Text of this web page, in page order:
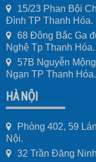
15/23 Phan Bội
Đình TP Thanh Hóa.
68 Đông Bắc Ga
Nghệ Tp Thanh Hóa.
57B Nguyễn
Ngạn TP Thanh Hóa.
HÀ NỘI
Phòng 402, 59
Nội.
32 Trần Đăng